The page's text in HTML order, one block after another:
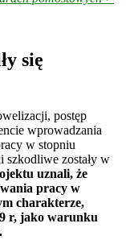
się
postęp
wprowadzania
w stopniu
szkodliwe zostały w
uznali, że
pracy w
charakterze,
r, jako warunku